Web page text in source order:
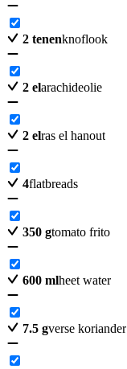
2 tenenknoflook
2 elarachideolie
2 elras el hanout
4flatbreads
350 gtomato frito
600 mlheet water
7.5 gverse koriander